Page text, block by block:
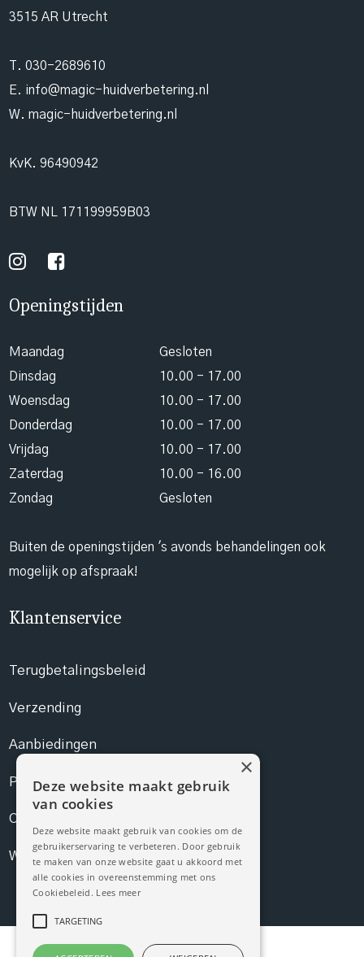
3515 AR Utrecht
T. 030-2689610
E. info@magic-huidverbetering.nl
W. magic-huidverbetering.nl
KvK. 96490942
BTW NL 171199959B03
Openingstijden
Maandag
Gesloten
Dinsdag
10.00 - 17.00
Woensdag
10.00 - 17.00
Donderdag
10.00 - 17.00
Vrijdag
10.00 - 17.00
Zaterdag
10.00 - 16.00
Zondag
Gesloten
Buiten de openingstijden 's avonds behandelingen ook
mogelijk op afspraak!
Klantenservice
Terugbetalingsbeleid
Verzending
Aanbiedingen
Prijslijst
Contact
Webshop
Deze website maakt gebruik
van cookies
Deze website maakt gebruik van cookies om de
gebruikerservaring te verbeteren. Door gebruik
te maken van onze website gaat u akkoord met
alle cookies in overeenstemming met ons
Cookiebeleid. Lees meer
TARGETING
×